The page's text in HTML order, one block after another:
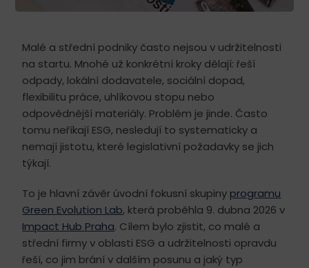
Malé a střední podniky často nejsou v udržitelnosti
na startu. Mnohé už konkrétní kroky dělají: řeší
odpady, lokální dodavatele, sociální dopad,
flexibilitu práce, uhlíkovou stopu nebo
odpovědnější materiály. Problém je jinde. Často
tomu neříkají ESG, nesledují to systematicky a
nemají jistotu, které legislativní požadavky se jich
týkají.
To je hlavní závěr úvodní fokusní skupiny programu
Green Evolution Lab, která proběhla 9. dubna 2026 v
Impact Hub Praha. Cílem bylo zjistit, co malé a
střední firmy v oblasti ESG a udržitelnosti opravdu
řeší, co jim brání v dalším posunu a jaký typ